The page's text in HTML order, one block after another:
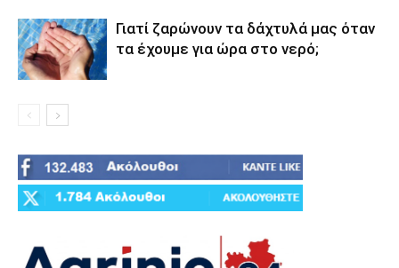
Γιατί ζαρώνουν τα δάχτυλά μας όταν
τα έχουμε για ώρα στο νερό;